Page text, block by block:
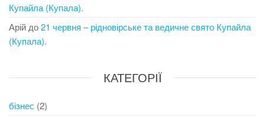
Купайла (Купала).
Арій до21 червня – рідновірське та ведичне свято Купайла
(Купала).
КАТЕГОРІЇ
бізнес (2)